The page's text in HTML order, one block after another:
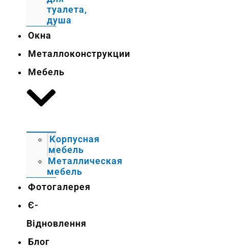
туалета,
душа
Окна
Металлоконструкции
Мебель
Корпусная
мебель
Металлическая
мебель
Фотогалерея
Є-
Відновлення
Блог